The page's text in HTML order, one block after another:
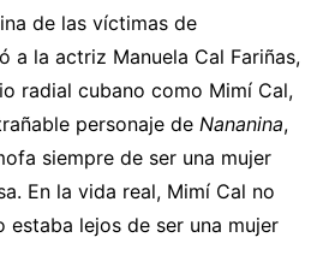
de las víctimas de
a la actriz Manuela Cal Fariñas,
radial cubano como Mimí Cal,
personaje de Nananina,
siempre de ser una mujer
En la vida real, Mimí Cal no
estaba lejos de ser una mujer